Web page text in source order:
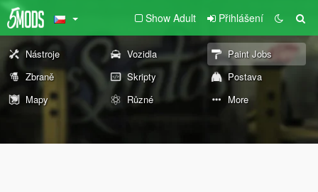
Show Adult Přihlášení
Nástroje Vozidla
Paint Jobs
Zbraně
Skripty
Postava
Mapy
Různé More